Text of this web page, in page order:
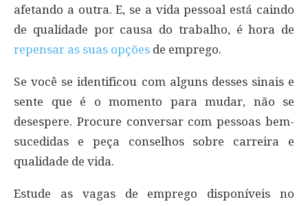
afetando a outra. E, se a vida pessoal está caindo
de qualidade por causa do trabalho, é hora de
repensar as suas opções de emprego.
Se você se identificou com alguns desses sinais e
sente que é o momento para mudar, não se
desespere. Procure conversar com pessoas bem-
sucedidas e peça conselhos sobre carreira e
qualidade de vida.
Estude as vagas de emprego disponíveis no